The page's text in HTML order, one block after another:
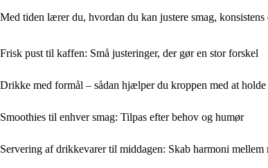
Med tiden lærer du, hvordan du kan justere smag,
Frisk pust til kaffen: Små justeringer, der gør en stor forskel
Drikke med formål – sådan hjælper du kroppen med at
Smoothies til enhver smag: Tilpas efter behov og humør
Servering af drikkevarer til middagen: Skab harmoni mellem